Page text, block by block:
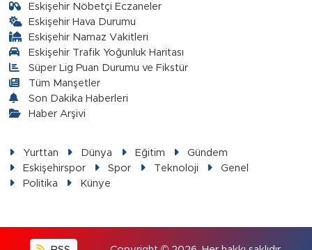
Eskişehir Nöbetçi Eczaneler
Eskişehir Hava Durumu
Eskişehir Namaz Vakitleri
Eskişehir Trafik Yoğunluk Haritası
Süper Lig Puan Durumu ve Fikstür
Tüm Manşetler
Son Dakika Haberleri
Haber Arşivi
Yurttan Dünya Eğitim
Gündem
Eskişehirspor
Spor Teknoloji
Genel
Politika
Künye